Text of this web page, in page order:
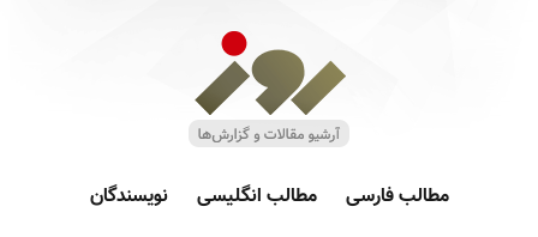
مطالب فارسی مطالب انگلیسی نویسندگان